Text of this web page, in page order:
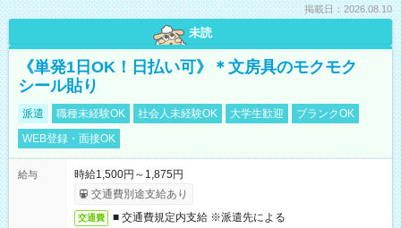
掲載日：2026.08.10
未読
《単発1日OK！日払い可》＊文房具のモクモク
シール貼り
派遣 職種未経験OK 社会人未経験OK 大学生歓迎
ブランクOK
WEB登録・面接OK
給与
時給1,500円～1,875円
交通費別途支給あり
交通費 ■ 交通費規定内支給 ※派遣先による